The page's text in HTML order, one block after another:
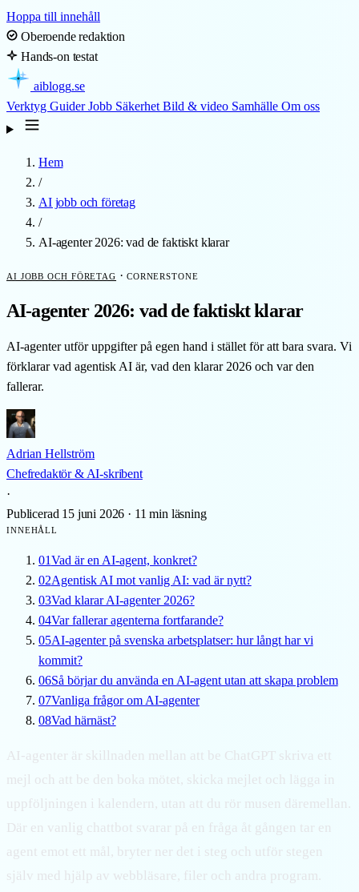
Hoppa till innehåll
Oberoende redaktion
Hands-on testat
aiblogg.se
Verktyg GuiderJobb Säkerhet Bild & video Samhälle Om oss
Hem
/
AI jobb och företag
/
AI-agenter 2026: vad de faktiskt klarar
AI JOBB OCH FÖRETAG · CORNERSTONE
AI-agenter 2026: vad de faktiskt klarar
AI-agenter utför uppgifter på egen hand i stället för att bara svara. Vi
förklarar vad agentisk AI är, vad den klarar 2026 och var den
fallerar.
Adrian Hellström
Chefredaktör & AI-skribent
·
Publicerad 15 juni 2026 · 11 min läsning
INNEHÅLL
01Vad är en AI-agent, konkret?
02Agentisk AI mot vanlig AI: vad är nytt?
03Vad klarar AI-agenter 2026?
04Var fallerar agenterna fortfarande?
05AI-agenter på svenska arbetsplatser: hur långt har vi
kommit?
06Så börjar du använda en AI-agent utan att skapa problem
07Vanliga frågor om AI-agenter
08Vad härnäst?
AI-agenter är skillnaden mellan att be ChatGPT skriva ett
mejl och att be den boka mötet, skicka mejlet och lägga in
uppföljningen i kalendern, utan att du rör musen däremellan.
Där en vanlig chattbot svarar på en fråga åt gången tar en
agent emot ett mål, bryter ner det i steg och utför stegen
själv med hjälp av webbläsare, filer och andra program.